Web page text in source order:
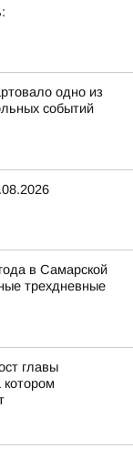
одно из
событий
в Самарской
трехдневные
главы
котором